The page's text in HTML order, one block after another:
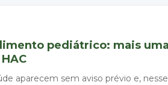
pediátrico: mais uma
aparecem sem aviso prévio e,